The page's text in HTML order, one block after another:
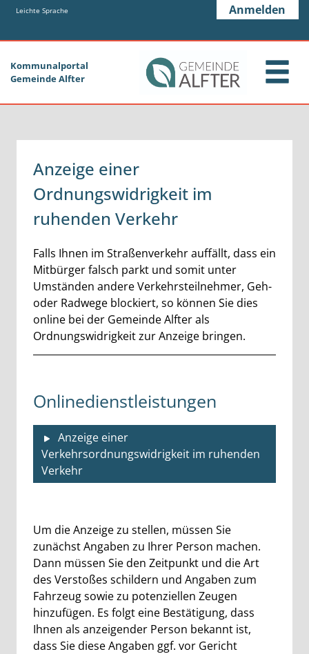
Zum Hauptinhalt springen
Zum Header
Zum Hauptinhalt
Zum Footer
Leichte Sprache Anmelden
Kommunalportal
Gemeinde Alfter
Anzeige einer
Ordnungswidrigkeit im
ruhenden Verkehr
Kurzbeschreibung
Falls Ihnen im Straßenverkehr auffällt, dass ein
Mitbürger falsch parkt und somit unter
Umständen andere Verkehrsteilnehmer, Geh-
oder Radwege blockiert, so können Sie dies
online bei der Gemeinde Alfter als
Ordnungswidrigkeit zur Anzeige bringen.
Onlinedienstleistungen
Anzeige einer
Verkehrsordnungswidrigkeit im ruhenden
Verkehr
Beschreibung
Um die Anzeige zu stellen, müssen Sie
zunächst Angaben zu Ihrer Person machen.
Dann müssen Sie den Zeitpunkt und die Art
des Verstoßes schildern und Angaben zum
Fahrzeug sowie zu potenziellen Zeugen
hinzufügen. Es folgt eine Bestätigung, dass
Ihnen als anzeigender Person bekannt ist,
dass Sie diese Angaben ggf. vor Gericht